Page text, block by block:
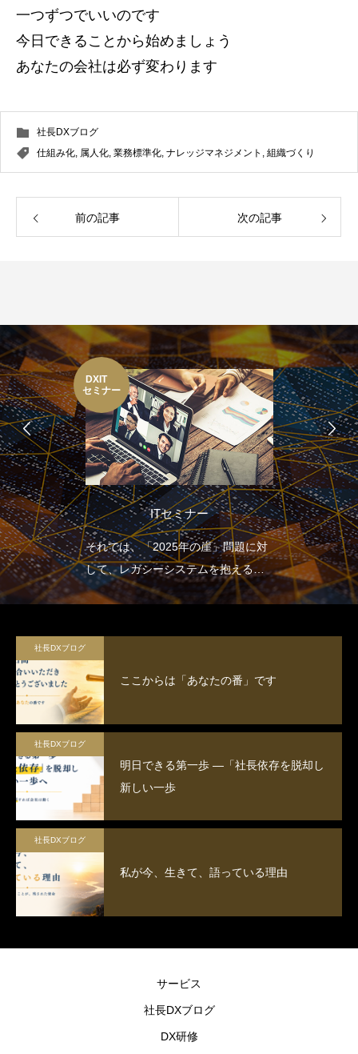
一つずつでいいのです
今日できることから始めましょう
あなたの会社は必ず変わります
社長DXブログ
仕組み化, 属人化, 業務標準化, ナレッジマネジメント , 組織づくり
前の記事 次の記事
DXIT
セミナー
ITセミナー
それでは、「2025年の崖」問題に対
して、レガシーシステムを抱える多
くの日本企業はどのような取り組み
2025年の崖による損失を避け、飛躍
していくためにDXの推進のために、
まずはITセミナーで意識の改革を行
うことが大切です。
社長DXブログ
ここからは「あなたの番」です
社長DXブログ
明日できる第一歩 ―「社長依存を脱却し
新しい一歩
社長DXブログ
私が今、生きて、語っている理由
サービス
社長DXブログ
DX研修